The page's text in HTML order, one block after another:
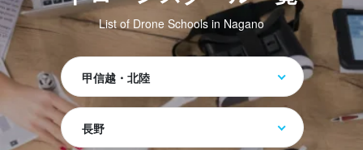
List of Drone Schools in Nagano
甲信越・北陸
長野